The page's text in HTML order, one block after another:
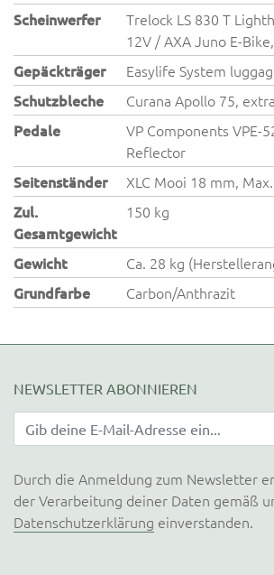
Scheinwerfer
Trelock LS 830 T
12V / AXA Juno E-
Gepäckträger
Easylife System
Schutzbleche
Curana Apollo 75,
Pedale
VP Components VPE-
Reflector
Seitenständer
XLC Mooi 18 mm,
Zul.
Gesamtgewicht
150 kg
Gewicht
Ca. 28 kg
Grundfarbe
Carbon/Anthrazit
NEWSLETTER ABONNIEREN
Durch die Anmeldung zum Newsletter
der Verarbeitung deiner Daten gemäß
Datenschutzerklärung einverstanden.